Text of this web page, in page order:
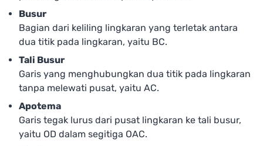
Busur
Bagian dari keliling lingkaran yang terletak antara
dua titik pada lingkaran, yaitu BC.
Tali Busur
Garis yang menghubungkan dua titik pada lingkaran
tanpa melewati pusat, yaitu AC.
Apotema
Garis tegak lurus dari pusat lingkaran ke tali busur,
yaitu OD dalam segitiga OAC.